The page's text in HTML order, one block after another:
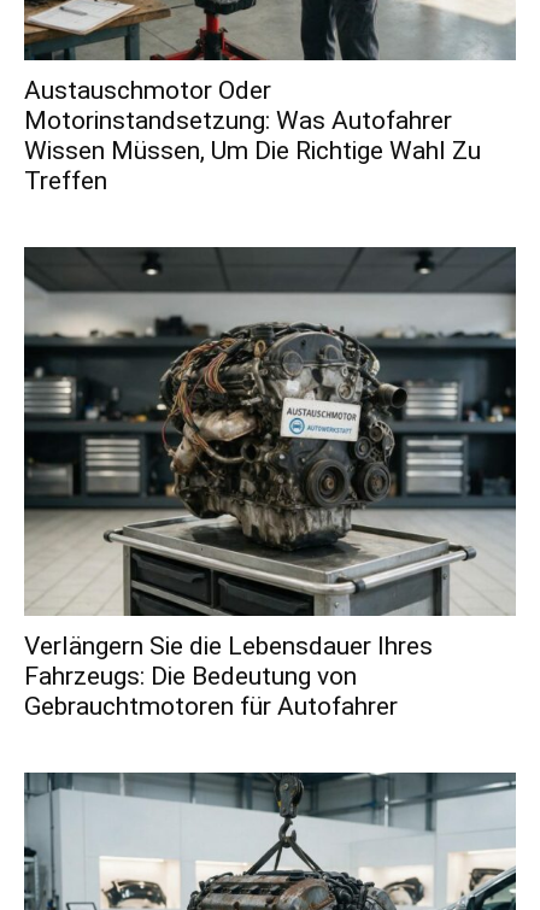
Austauschmotor Oder
Motorinstandsetzung: Was Autofahrer
Wissen Müssen, Um Die Richtige Wahl Zu
Treffen
Verlängern Sie die Lebensdauer Ihres
Fahrzeugs: Die Bedeutung von
Gebrauchtmotoren für Autofahrer